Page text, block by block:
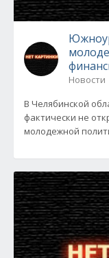
Новости
В Челябинской
фактически не
молодежной